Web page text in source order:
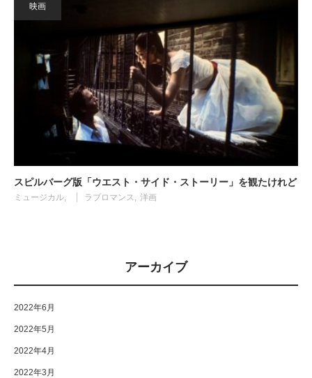
映画
スピルバーグ版「ウエスト・サイド・ストーリー」を観たけれど
ミュージカル ラブロマンス 洋画
アーカイブ
2022年6月
2022年5月
2022年4月
2022年3月